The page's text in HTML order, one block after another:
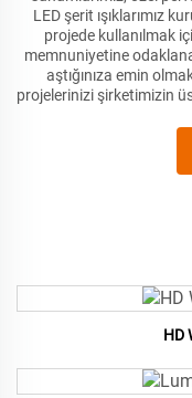
LED şerit ışıklarımız
projede kullanılmak
memnuniyetine
aştığınıza emin
projelerinizi şirketimizin
HD